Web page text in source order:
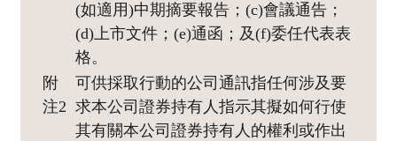
(如適用)中期摘要報告；(c)會議通告；
(d)上市文件；(e)通函；及(f)委任代表表
格。
附
注2
可供採取行動的公司通訊指任何涉及要
求本公司證券持有人指示其擬如何行使
其有關本公司證券持有人的權利或作出